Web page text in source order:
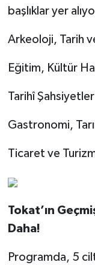
başlıklar yer
Arkeoloji, Tarih
Eğitim, Kültür
Tarihî Şahsiyetler
Gastronomi,
Ticaret ve
Tokat’ın
Daha!
Programda, 5